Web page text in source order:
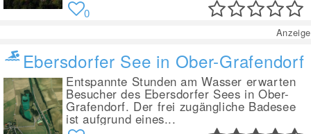
0
Anzeige
Ebersdorfer See in Ober-Grafendorf
Entspannte Stunden am Wasser erwarten
Besucher des Ebersdorfer Sees in Ober-
Grafendorf. Der frei zugängliche Badesee
ist aufgrund eines...